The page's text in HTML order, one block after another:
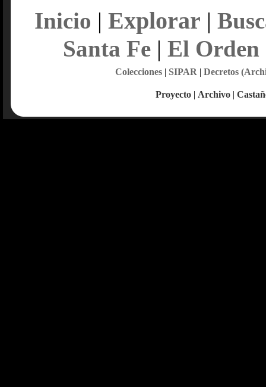
Inicio | Explorar |
Santa Fe| El Orden
Colecciones| SIPAR | Decretos
Proyecto | Archivo |